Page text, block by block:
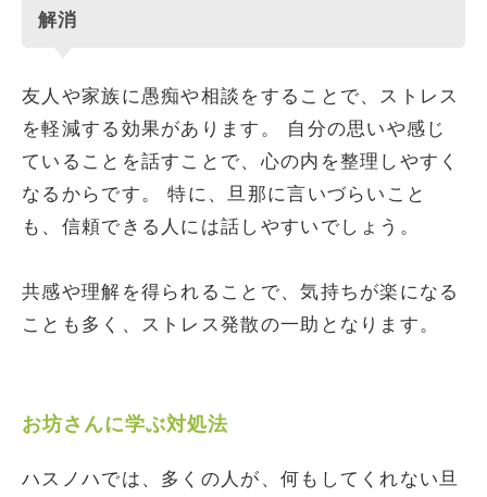
解消
友人や家族に愚痴や相談をすることで、ストレス
を軽減する効果があります。 自分の思いや感じ
ていることを話すことで、心の内を整理しやすく
なるからです。 特に、旦那に言いづらいこと
も、信頼できる人には話しやすいでしょう。
共感や理解を得られることで、気持ちが楽になる
ことも多く、ストレス発散の一助となります。
お坊さんに学ぶ対処法
ハスノハでは、多くの人が、何もしてくれない旦